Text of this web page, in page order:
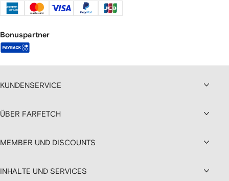
Bonuspartner
KUNDENSERVICE
ÜBER FARFETCH
MEMBER UND DISCOUNTS
INHALTE UND SERVICES